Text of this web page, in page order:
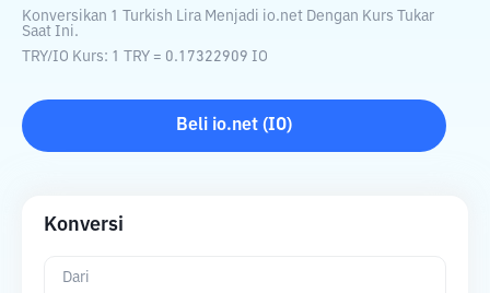
Konversikan 1 Turkish Lira Menjadi io.net Dengan Kurs Tukar
Saat Ini.
TRY/IO Kurs: 1 TRY = 0.17322909 IO
Beli io.net (IO)
Konversi
Dari